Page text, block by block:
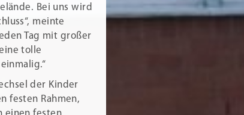
Bei uns wird
meinte
Tag mit großer
tolle
der Kinder
festen Rahmen,